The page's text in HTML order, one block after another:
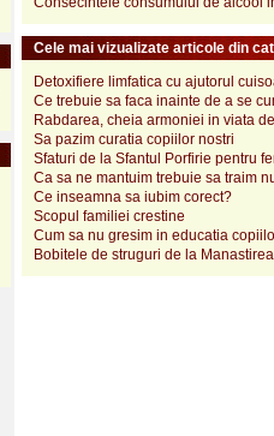
Cele mai vizualizate articole din
Detoxifiere limfatica cu ajutorul
Ce trebuie sa faca inainte de a se
Rabdarea, cheia armoniei in viata
Sa pazim curatia copiilor nostri
Sfaturi de la Sfantul Porfirie pentru
Ca sa ne mantuim trebuie sa traim
Ce inseamna sa iubim corect?
Scopul familiei crestine
Cum sa nu gresim in educatia
Bobitele de struguri de la